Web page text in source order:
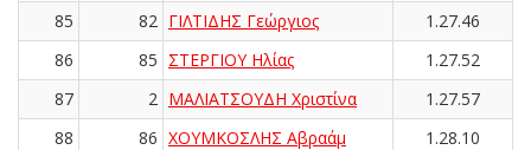
85
82 ΓΙΛΤΙΔΗΣ Γεώργιος
1.27.46
86
85 ΣΤΕΡΓΙΟΥ Ηλίας
1.27.52
87
2 ΜΑΛΙΑΤΣΟΥΔΗ Χριστίνα
1.27.57
88
86 ΧΟΥΜΚΟΣΛΗΣ Αβραάμ 1.28.10